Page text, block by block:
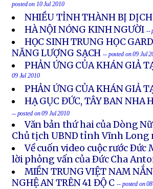
posted on 10 Jul 2010
NHIỀU TỈNH THÀNH BỊ
HÀ NỘI NÓNG KINH NGƯỜI --
HỌC SINH TRUNG HỌC
NĂNG LƯỢNG SẠCH -- posted on 09 Jul
PHẢN ỨNG CỦA KHÁN GIẢ
09 Jul 2010
PHẢN ỨNG CỦA KHÁN GIẢ
HẠ GỤC ĐỨC, TÂY BAN NHA
-- posted on 09 Jul 2010
Văn bản thứ hai của Dòng
Chủ tịch UBND tỉnh Vĩnh Long
Về cuốn video cuộc rước Ðức
lời phỏng vấn của Ðức Cha
MIỀN TRUNG VIỆT NAM
NGHỆ AN TRÊN 41 ĐỘ C -- posted on